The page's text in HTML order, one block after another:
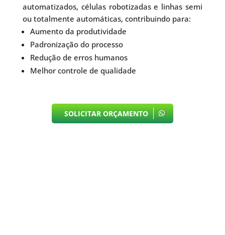
automatizados, células robotizadas e linhas semi
ou totalmente automáticas, contribuindo para:
Aumento da produtividade
Padronização do processo
Redução de erros humanos
Melhor controle de qualidade
SOLICITAR ORÇAMENTO